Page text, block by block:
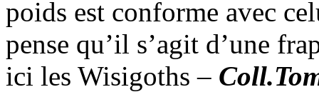
poids est conforme avec
pense qu’il s’agit d’une
ici les Wisigoths –